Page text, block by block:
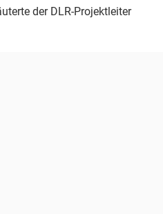
der DLR-Projektleiter